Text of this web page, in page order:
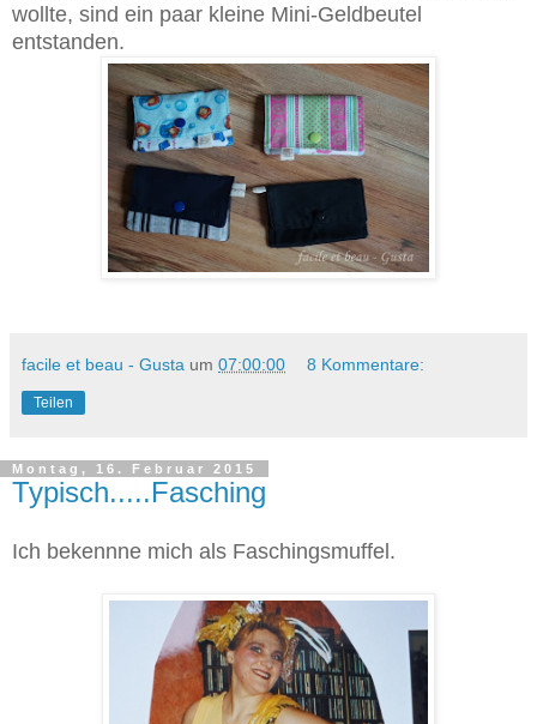
wollte, sind ein paar kleine Mini-Geldbeutel
entstanden.
facile et beau - Gusta um 07:00:00 8 Kommentare:
Teilen
Montag, 16. Februar 2015
Typisch.....Fasching
Ich bekennne mich als Faschingsmuffel.